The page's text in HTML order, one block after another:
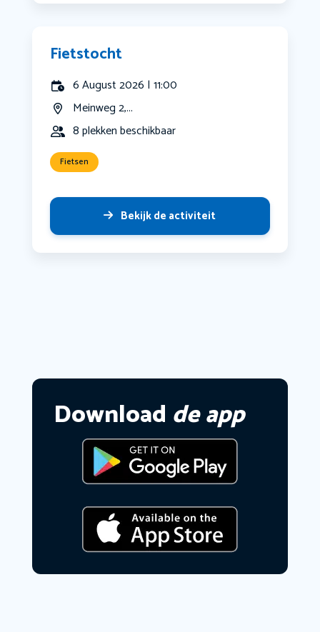
Fietstocht
6 August 2026 | 11:00
Meinweg 2,...
8 plekken beschikbaar
Fietsen
Bekijk de activiteit
Download de app